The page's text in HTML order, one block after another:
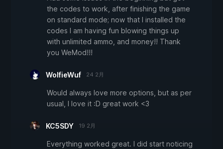
the codes to work, after finishing the game
on standard mode; now that I installed the
codes I am having fun blowing things up
with unlimited ammo, and money!! Thank
you WeMod!!!
WolfieWuf 24 2月
Would always love more options, but as per
usual, I love it :D great work <3
KC5SDY 19 2月
Everything worked great. I did start noticing